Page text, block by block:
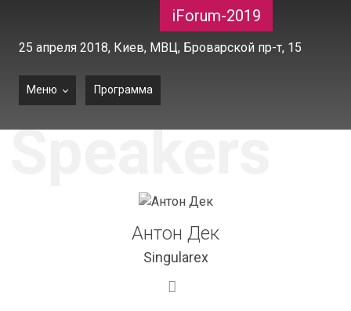
iForum-2019
25 апреля 2018, Киев, МВЦ, Броварской пр-т, 15
Меню Программа
Speakers
Антон Дек
Singularex